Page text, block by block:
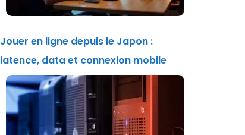
Jouer en ligne depuis le Japon :
latence, data et connexion mobile